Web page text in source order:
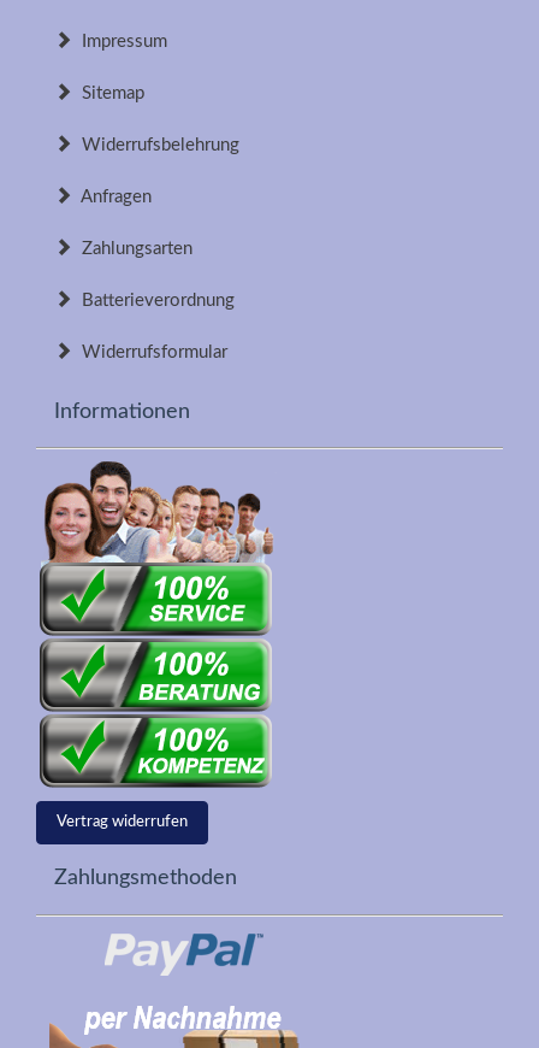
Impressum
Sitemap
Widerrufsbelehrung
Anfragen
Zahlungsarten
Batterieverordnung
Widerrufsformular
Informationen
Vertrag widerrufen
Zahlungsmethoden